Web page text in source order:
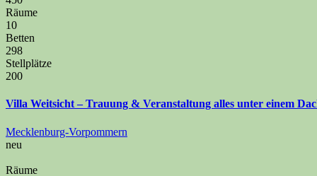
Räume
10
Betten
298
Stellplätze
200
Villa Weitsicht – Trauung & Veranstaltung alles unter einem
Mecklenburg-Vorpommern
neu
Räume